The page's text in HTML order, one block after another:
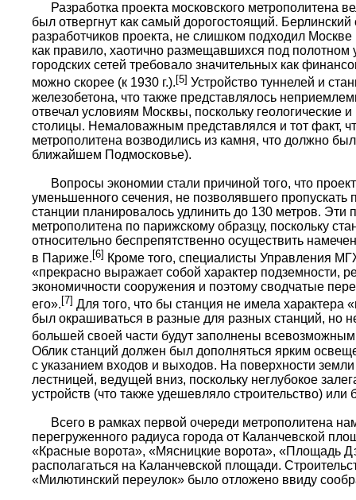
Разработка проекта московского метрополитена
был отвергнут как самый дорогостоящий.
разработчиков проекта, не слишком подходил
как правило, хаотично размещавшихся под
городских сетей требовало значительных как
можно скорее (к 1930 г.).[5] Устройство туннелей и
железобетона, что также представлялось
отвечал условиям Москвы, поскольку
столицы. Немаловажным представлялся и тот факт,
метрополитена возводились из камня, что должно
ближайшем Подмосковье).
Вопросы экономии стали причиной того, что
уменьшенного сечения, не позволявшего
станции планировалось удлинить до 130 метров.
метрополитена по парижскому образцу, поскольку
относительно беспрепятственно осуществить
в Париже.[6] Кроме того, специалисты Управления
«прекрасно выражает собой характер подземности,
экономичности сооружения и поэтому сводчатые
его». [7] Для того, что бы станция не имела характера
был окрашиваться в разные для разных станций, но
большей своей части будут заполнены
Облик станций должен был дополняться ярким
с указанием входов и выходов. На поверхности
лестницей, ведущей вниз, поскольку неглубокое
устройств (что также удешевляло строительство)
Всего в рамках первой очереди метрополитена
перегруженного радиуса города от Каланчевской
«Красные ворота», «Мясницкие ворота», «Площадь
располагаться на Каланчевской площади.
«Милютинский переулок» было отложено ввиду